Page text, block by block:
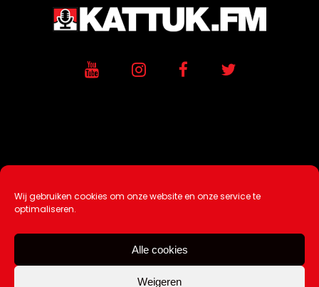
Wij gebruiken cookies om onze website en onze service te
optimaliseren.
Alle cookies
Weigeren
Ontwikkeling / Hosting doorAtSea
Over Ons |Tip de redactie
Contact